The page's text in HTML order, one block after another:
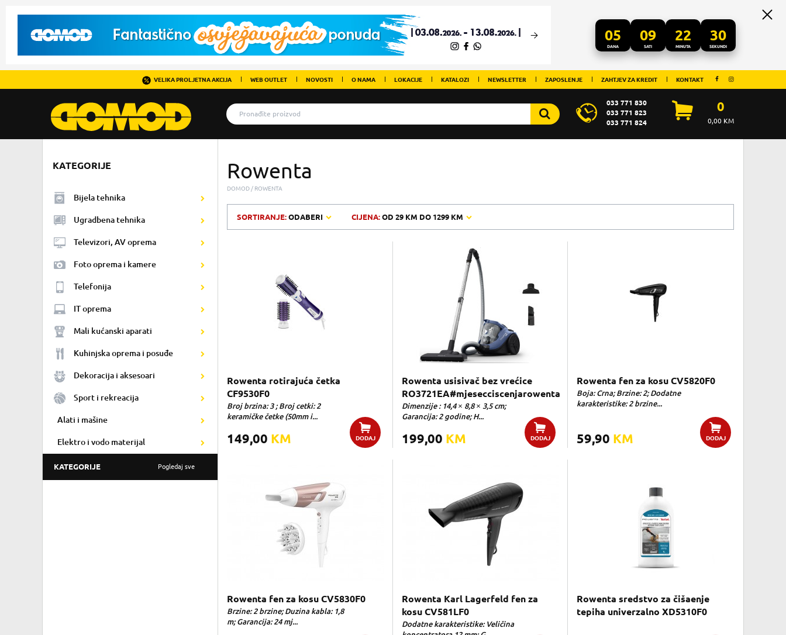
05
DANA
09
SATI
22
MINUTA
30
SEKUNDI
VELIKA PROLJETNA AKCIJA WEB OUTLET NOVOSTI O NAMA LOKACIJE KATALOZI NEWSLETTER ZAPOSLENJE ZAHTJEV ZA KREDIT KONTAKT
033 771 830
033 771 823
033 771 824
0
0,00KM
KATEGORIJE
Bijela tehnika
Ugradbena tehnika
Televizori, AV oprema
Foto oprema i kamere
Telefonija
IT oprema
Mali kućanski aparati
Kuhinjska oprema i posuđe
Dekoracija i aksesoari
Sport i rekreacija
Alati i mašine
Elektro i vodo materijal
KATEGORIJE Pogledaj sve
Rowenta
DOMOD ROWENTA
SORTIRANJE:ODABERI CIJENA:OD 29 KM DO 1299 KM
Rowenta rotirajuća četka
CF9530F0
Broj brzina: 3 ; Broj cetki: 2
keramičke četke (50mm i...
149,00 KM DODAJ
Rowenta usisivač bez vrećice
RO3721EA#mjesecciscenjarowenta
Dimenzije : 14,4 × 8,8 × 3,5 cm;
Garancija: 2 godine; H...
199,00 KM DODAJ
Rowenta fen za kosu CV5820F0
Boja: Crna; Brzine: 2; Dodatne
karakteristike: 2 brzine...
59,90 KM DODAJ
Rowenta fen za kosu CV5830F0
Brzine: 2 brzine; Duzina kabla: 1,8
m; Garancija: 24 mj...
Rowenta Karl Lagerfeld fen za
kosu CV581LF0
Dodatne karakteristike: Veličina
Rowenta sredstvo za čišaenje
tepiha univerzalno XD5310F0